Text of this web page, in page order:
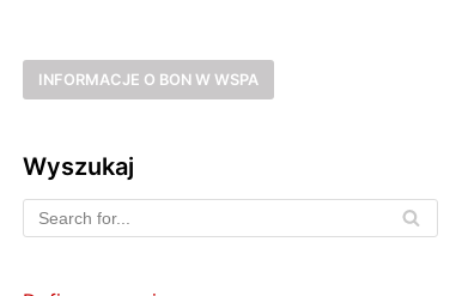
INFORMACJE O BON W WSPA
Wyszukaj